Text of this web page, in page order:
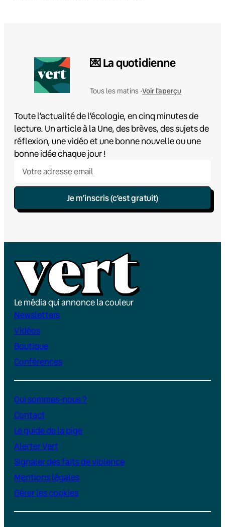
💌 La quotidienne
Tous les matins •Voir l'aperçu
Toute l’actualité de l’écologie, en cinq minutes de
lecture. Un article à la Une, des brèves, des sujets de
réflexion, une vidéo et une bonne nouvelle ou une
bonne idée chaque jour !
Je m’inscris (c’est gratuit)
Le média qui annonce la couleur
Newsletters
Vidéos
Boutique
Conférences
Qui sommes-nous ?
Contact
Le guide de la pige
Alerter Vert
Signaler des faits de violence
Mentions légales
Gérer les cookies